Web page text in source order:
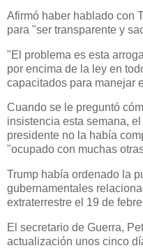
Afirmó haber hablado con
para "ser transparente y
"El problema es esta
por encima de la ley en
capacitados para manejar
Cuando se le preguntó
insistencia esta semana,
presidente no la había
"ocupado con muchas
Trump había ordenado la
gubernamentales
extraterrestre el 19 de
El secretario de Guerra,
actualización unos cinco